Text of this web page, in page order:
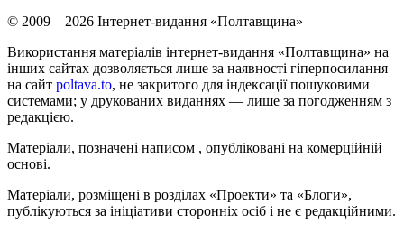
© 2009 – 2026 Інтернет-видання «Полтавщина»
Використання матеріалів інтернет-видання «Полтавщина» на
інших сайтах дозволяється лише за наявності гіперпосилання
на сайт poltava.to, не закритого для індексації пошуковими
системами; у друкованих виданнях — лише за погодженням з
редакцією.
Матеріали, позначені написом , опубліковані на комерційній
основі.
Матеріали, розміщені в розділах «Проекти» та «Блоги»,
публікуються за ініціативи сторонніх осіб і не є редакційними.